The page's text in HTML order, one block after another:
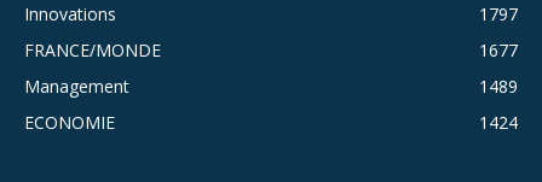
Innovations
1797
FRANCE/MONDE
1677
Management
1489
ECONOMIE
1424